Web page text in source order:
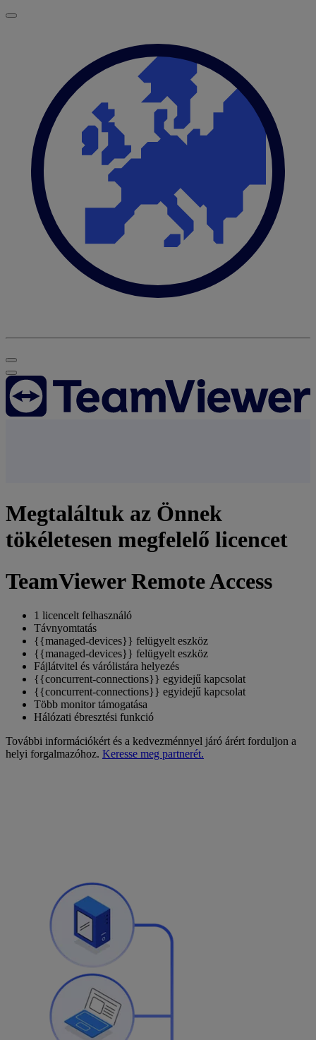
Megtaláltuk az Önnek
tökéletesen megfelelő licencet
TeamViewer Remote Access
1 licencelt felhasználó
Távnyomtatás
{{managed-devices}} felügyelt eszköz
{{managed-devices}} felügyelt eszköz
Fájlátvitel és várólistára helyezés
{{concurrent-connections}} egyidejű kapcsolat
{{concurrent-connections}} egyidejű kapcsolat
Több monitor támogatása
Hálózati ébresztési funkció
További információkért és a kedvezménnyel járó árért forduljon a
helyi forgalmazóhoz. Keresse meg partnerét.